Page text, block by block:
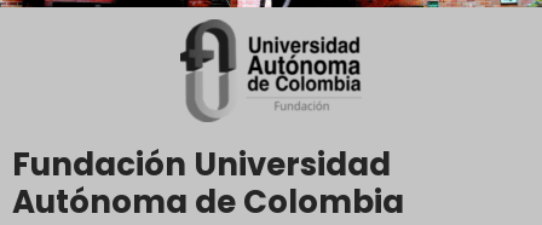
Fundación Universidad
Autónoma de Colombia